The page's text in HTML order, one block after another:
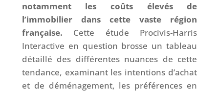
notamment les coûts élevés de
l’immobilier dans cette vaste région
française. Cette étude Procivis-Harris
Interactive en question brosse un tableau
détaillé des différentes nuances de cette
tendance, examinant les intentions d’achat
et de déménagement, les préférences en